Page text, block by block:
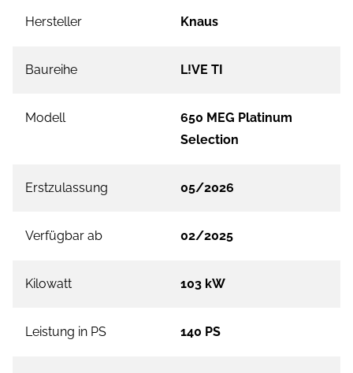
Hersteller Knaus
Baureihe L!VE TI
Modell
650 MEG Platinum
Selection
Erstzulassung 05/2026
Verfügbar ab 02/2025
Kilowatt 103 kW
Leistung in PS 140 PS